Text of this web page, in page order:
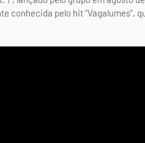
conhecida pelo hit “Vagalumes”,